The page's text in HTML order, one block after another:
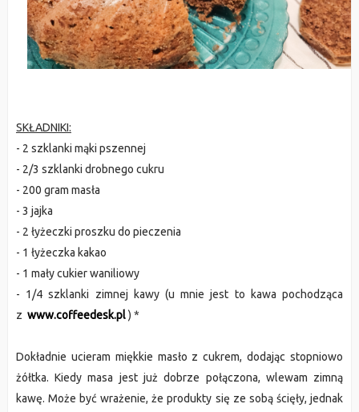
SKŁADNIKI:
- 2 szklanki mąki pszennej
- 2/3 szklanki drobnego cukru
- 200 gram masła
- 3 jajka
- 2 łyżeczki proszku do pieczenia
- 1 łyżeczka kakao
- 1 mały cukier waniliowy
- 1/4 szklanki zimnej kawy (u mnie jest to kawa pochodząca
z www.coffeedesk.pl) *
Dokładnie ucieram miękkie masło z cukrem, dodając stopniowo
żółtka. Kiedy masa jest już dobrze połączona, wlewam zimną
kawę. Może być wrażenie, że produkty się ze sobą ścięły, jednak